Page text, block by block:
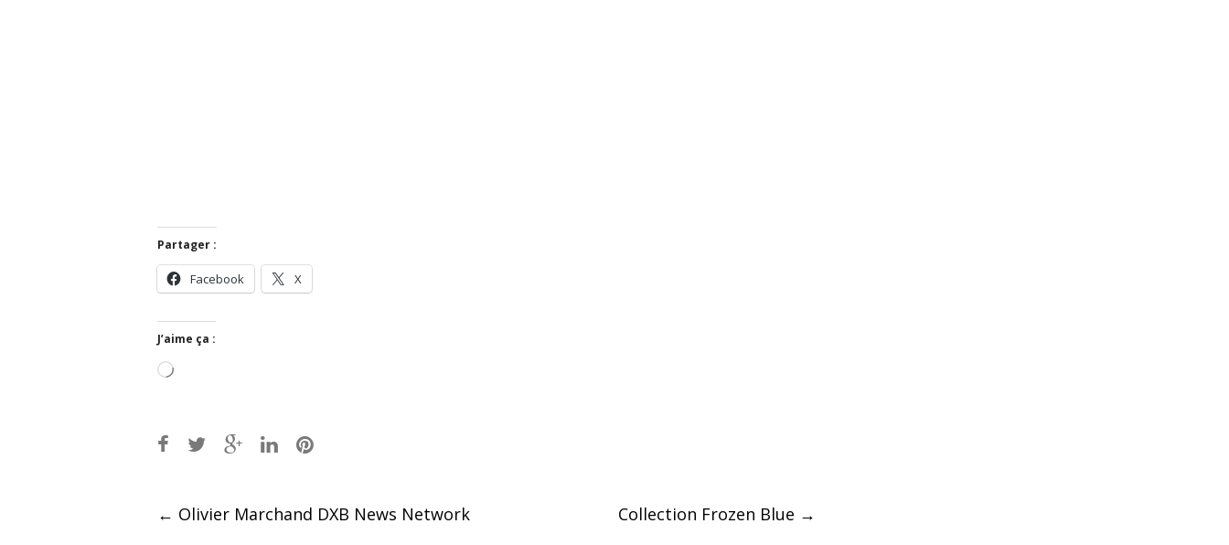
Partager :
Facebook X
J’aime ça :
Chargement…
Post
← Olivier Marchand DXB News Network Collection Frozen Blue →